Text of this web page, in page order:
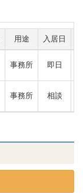
用途 入居日
事務所 即日
事務所 相談